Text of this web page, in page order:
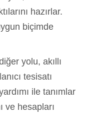
hazırlar.
biçimde
yolu, akıllı
tesisatı
ile tanımlar
ve hesapları